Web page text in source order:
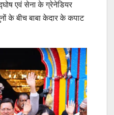
एवं सेना के ग्रेनेडियर
के बीच बाबा केदार के कपाट